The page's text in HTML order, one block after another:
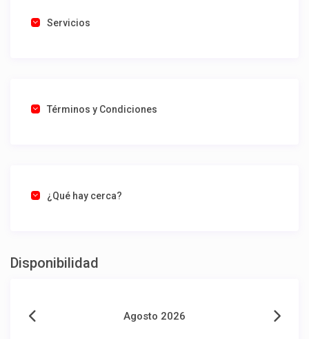
Servicios
Términos y Condiciones
¿Qué hay cerca?
Disponibilidad
Agosto 2026